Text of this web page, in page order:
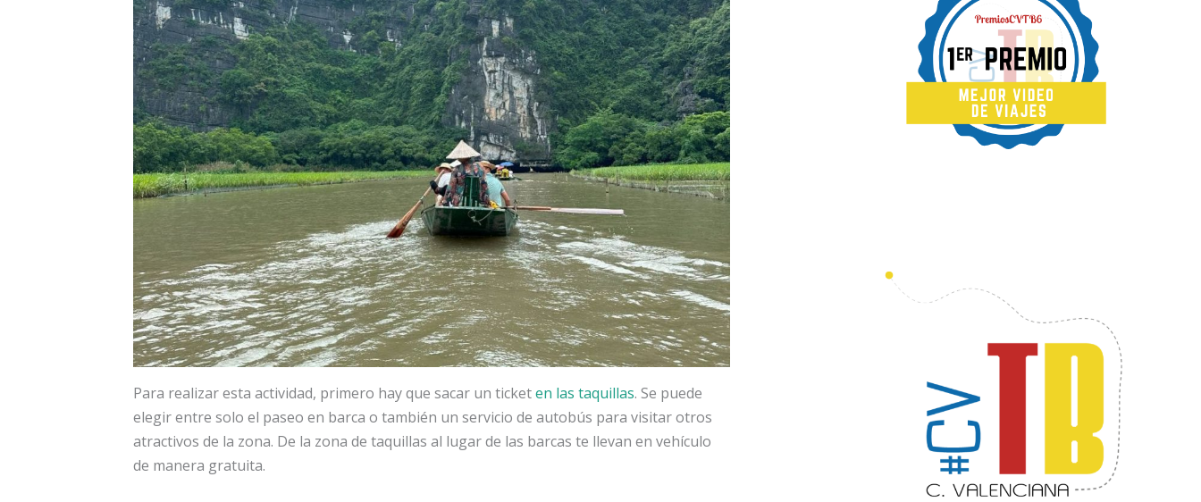
Para realizar esta actividad, primero hay que sacar un ticketen las taquillas. Se puede
elegir entre solo el paseo en barca o también un servicio de autobús para visitar otros
atractivos de la zona. De la zona de taquillas al lugar de las barcas te llevan en vehículo
de manera gratuita.